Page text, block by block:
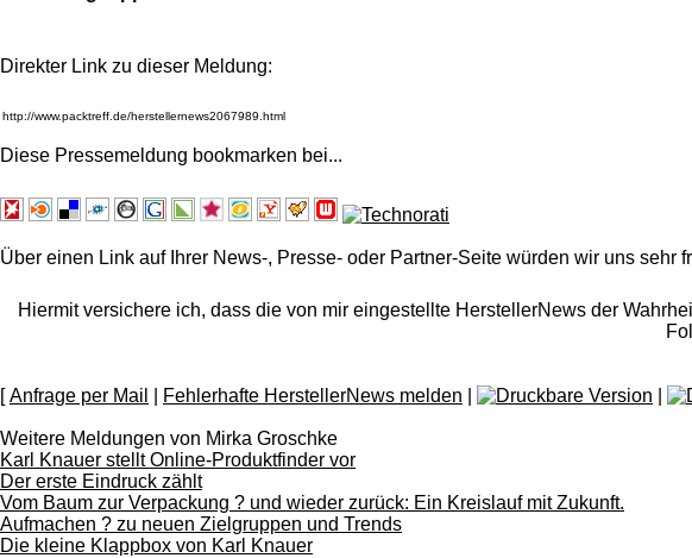
Direkter Link zu dieser Meldung:
Diese Pressemeldung bookmarken bei...
Über einen Link auf Ihrer News-, Presse- oder Partner-Seite würden wir uns sehr
Hiermit versichere ich, dass die von mir eingestellte HerstellerNews der
[Anfrage per Mail Fehlerhafte HerstellerNews melden
Weitere Meldungen von Mirka Groschke
Karl Knauer stellt Online-Produktfinder vor
Der erste Eindruck zählt
Vom Baum zur Verpackung ? und wieder zurück: Ein Kreislauf mit Zukunft.
Aufmachen ? zu neuen Zielgruppen und Trends
Die kleine Klappbox von Karl Knauer